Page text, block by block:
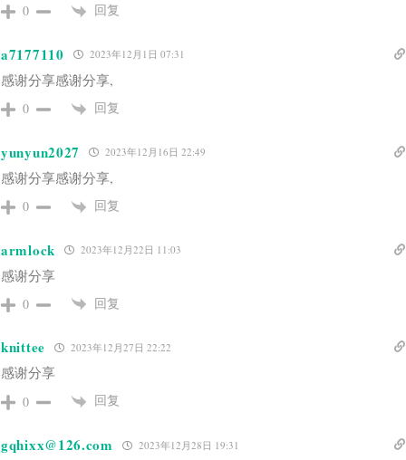
0 回复
a7177110 2023年12月1日 07:31
感谢分享感谢分享,
0 回复
yunyun2027 2023年12月16日 22:49
感谢分享感谢分享,
0 回复
armlock 2023年12月22日 11:03
感谢分享
0 回复
knittee 2023年12月27日 22:22
感谢分享
0 回复
gqhixx@126.com 2023年12月28日 19:31